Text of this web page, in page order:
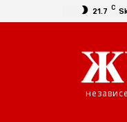
21.7 C